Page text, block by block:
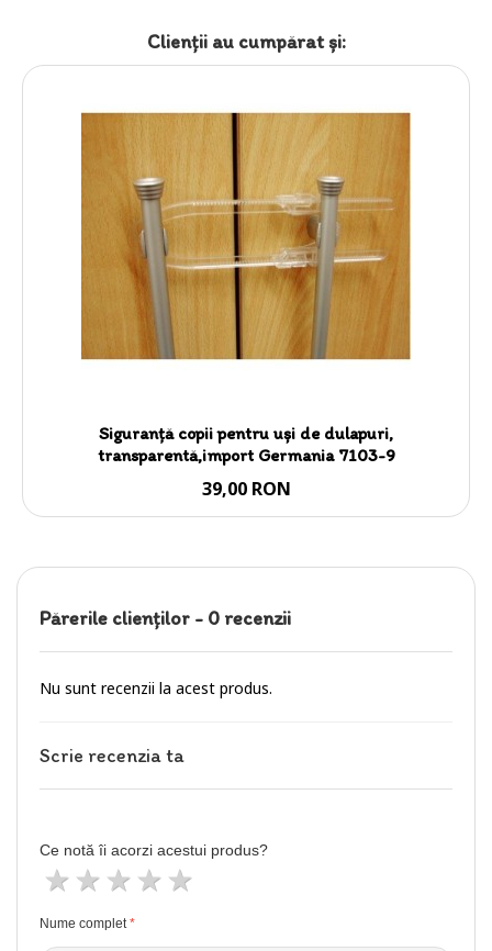
Clienții au cumpărat şi:
Siguranță copii pentru uși de dulapuri,
transparentă,import Germania 7103-9
39,00 RON
Părerile clienţilor - 0 recenzii
Nu sunt recenzii la acest produs.
Scrie recenzia ta
Ce notă îi acorzi acestui produs?
4 stele
3 stele
2 stele
1 stea
Nume complet